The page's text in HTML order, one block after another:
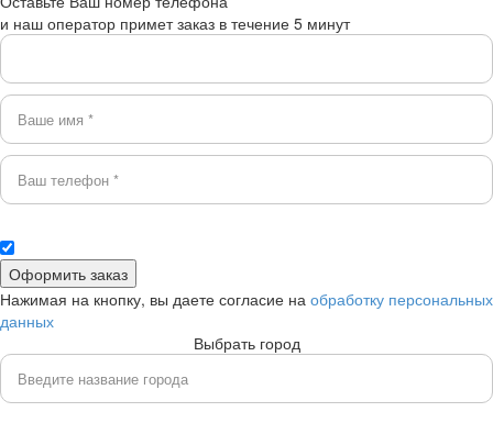
и наш оператор примет заказ в течение 5 минут
Нажимая на кнопку, вы даете согласие на обработку персональных
данных
Выбрать город